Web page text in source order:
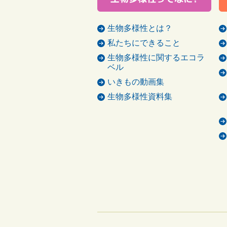
生物多様性とは？
私たちにできること
生物多様性に関するエコラ
ベル
いきもの動画集
生物多様性資料集